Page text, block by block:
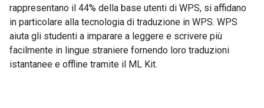
rappresentano il 44% della base utenti di WPS, si affidano
in particolare alla tecnologia di traduzione in WPS. WPS
aiuta gli studenti a imparare a leggere e scrivere più
facilmente in lingue straniere fornendo loro traduzioni
istantanee e offline tramite il ML Kit.